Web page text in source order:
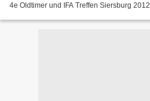
4e Oldtimer und IFA Treffen Siersburg 2012